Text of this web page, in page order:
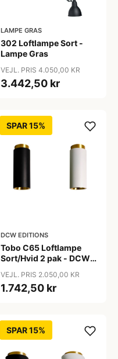
LAMPE GRAS
302 Loftlampe Sort -
Lampe Gras
VEJL. PRIS 4.050,00 KR
3.442,50 kr
SPAR 15%
DCW EDITIONS
Tobo C65 Loftlampe
Sort/Hvid 2 pak - DCW
VEJL. PRIS 2.050,00 KR
1.742,50 kr
SPAR 15%